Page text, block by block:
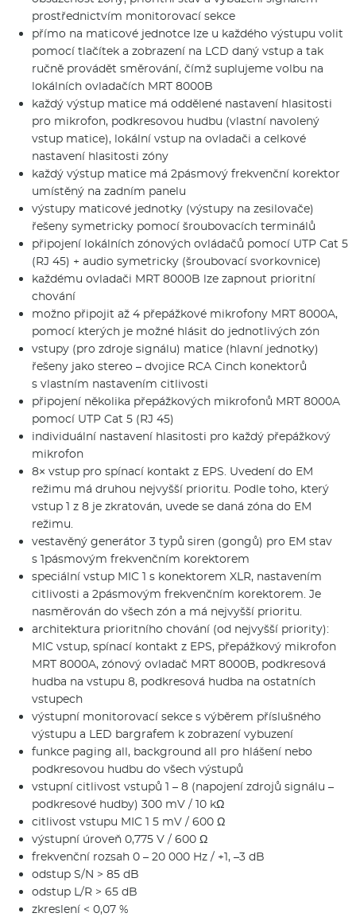
prostřednictvím monitorovací sekce
přímo na maticové jednotce lze u každého výstupu volit
pomocí tlačítek a zobrazení na LCD daný vstup a tak
ručně provádět směrování, čímž suplujeme volbu na
lokálních ovladačích MRT 8000B
každý výstup matice má oddělené nastavení hlasitosti
pro mikrofon, podkresovou hudbu (vlastní navolený
vstup matice), lokální vstup na ovladači a celkové
nastavení hlasitosti zóny
každý výstup matice má 2pásmový frekvenční korektor
umístěný na zadním panelu
výstupy maticové jednotky (výstupy na zesilovače)
řešeny symetricky pomocí šroubovacích terminálů
připojení lokálních zónových ovládačů pomocí UTP Cat 5
(RJ 45) + audio symetricky (šroubovací svorkovnice)
každému ovladači MRT 8000B lze zapnout prioritní
chování
možno připojit až 4 přepážkové mikrofony MRT 8000A,
pomocí kterých je možné hlásit do jednotlivých zón
vstupy (pro zdroje signálu) matice (hlavní jednotky)
řešeny jako stereo – dvojice RCA Cinch konektorů
s vlastním nastavením citlivosti
připojení několika přepážkových mikrofonů MRT 8000A
pomocí UTP Cat 5 (RJ 45)
individuální nastavení hlasitosti pro každý přepážkový
mikrofon
8× vstup pro spínací kontakt z EPS. Uvedení do EM
režimu má druhou nejvyšší prioritu. Podle toho, který
vstup 1 z 8 je zkratován, uvede se daná zóna do EM
režimu.
vestavěný generátor 3 typů siren (gongů) pro EM stav
s 1pásmovým frekvenčním korektorem
speciální vstup MIC 1 s konektorem XLR, nastavením
citlivosti a 2pásmovým frekvenčním korektorem. Je
nasměrován do všech zón a má nejvyšší prioritu.
architektura prioritního chování (od nejvyšší priority):
MIC vstup, spínací kontakt z EPS, přepážkový mikrofon
MRT 8000A, zónový ovladač MRT 8000B, podkresová
hudba na vstupu 8, podkresová hudba na ostatních
vstupech
výstupní monitorovací sekce s výběrem příslušného
výstupu a LED bargrafem k zobrazení vybuzení
funkce paging all, background all pro hlášení nebo
podkresovou hudbu do všech výstupů
vstupní citlivost vstupů 1 – 8 (napojení zdrojů signálu –
podkresové hudby) 300 mV / 10 kΩ
citlivost vstupu MIC 1 5 mV / 600 Ω
výstupní úroveň 0,775 V / 600 Ω
frekvenční rozsah 0 – 20 000 Hz / +1, –3 dB
odstup S/N > 85 dB
odstup L/R > 65 dB
zkreslení < 0,07 %